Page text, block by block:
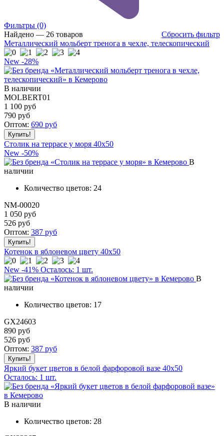
Фильтры (0)
Найдено — 26 товаров
Сбросить фильтр
Металлический мольберт тренога в чехле, телескопический
New -28%
В наличии
MOLBERT01
1 100 руб
790 руб
Оптом: 690 руб
Столик на террасе у моря 40x50
New -50%
В
наличии
Количество цветов: 24
NM-00020
1 050 руб
526 руб
Оптом: 387 руб
Котенок в яблоневом цвету 40x50
New -41% Осталось: 1 шт.
В
наличии
Количество цветов: 17
GX24603
890 руб
526 руб
Оптом: 387 руб
Яркий букет цветов в белой фарфоровой вазе 40х50
Осталось: 1 шт.
В наличии
Количество цветов: 28